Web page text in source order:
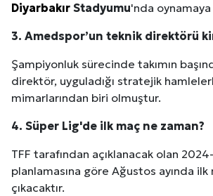
Diyarbakır Stadyumu'nda
3. Amedspor’un teknik direktörü
Şampiyonluk sürecinde takımın
direktör, uyguladığı stratejik
mimarlarından biri olmuştur.
4. Süper Lig'de ilk maç ne zaman?
TFF tarafından açıklanacak olan
planlamasına göre Ağustos ayında ilk
çıkacaktır.